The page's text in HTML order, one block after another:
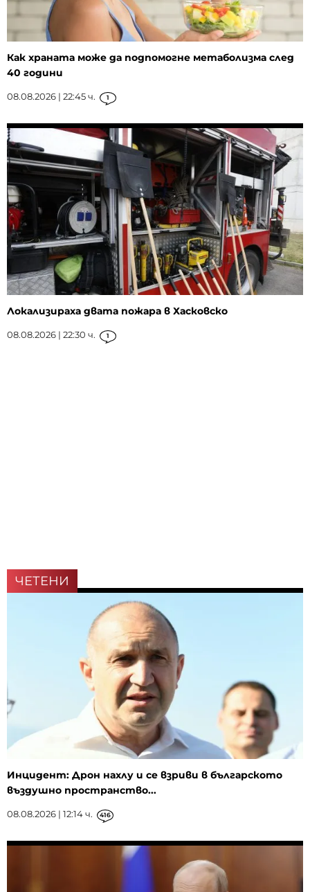
Как храната може да подпомогне метаболизма след
40 години
08.08.2026 | 22:45 ч. 1
Локализираха двата пожара в Хасковско
08.08.2026 | 22:30 ч. 1
ЧЕТЕНИ
Инцидент: Дрон нахлу и се взриви в българското
въздушно пространство...
08.08.2026 | 12:14 ч. 416